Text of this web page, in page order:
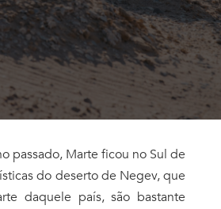
passado, Marte ficou no Sul de
do deserto de Negev, que
daquele país, são bastante